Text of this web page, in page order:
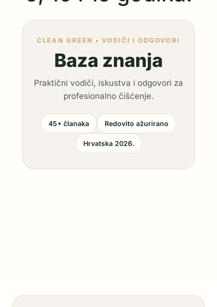
CLEAN GREEN • VODIČI I ODGOVORI
Baza znanja
Praktični vodiči, iskustva i odgovori za
profesionalno čišćenje.
45+ članaka Redovito ažurirano
Hrvatska 2026.